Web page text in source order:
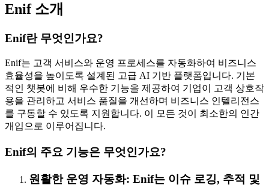
Enif 소개
Enif란 무엇인가요?
Enif는 고객 서비스와 운영 프로세스를 자동화하여 비즈니스
효율성을 높이도록 설계된 고급 AI 기반 플랫폼입니다. 기본
적인 챗봇에 비해 우수한 기능을 제공하여 기업이 고객 상호작
용을 관리하고 서비스 품질을 개선하며 비즈니스 인텔리전스
를 구동할 수 있도록 지원합니다. 이 모든 것이 최소한의 인간
개입으로 이루어집니다.
Enif의 주요 기능은 무엇인가요?
원활한 운영 자동화: Enif는 이슈 로깅, 추적 및